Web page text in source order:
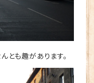
とも趣があります。